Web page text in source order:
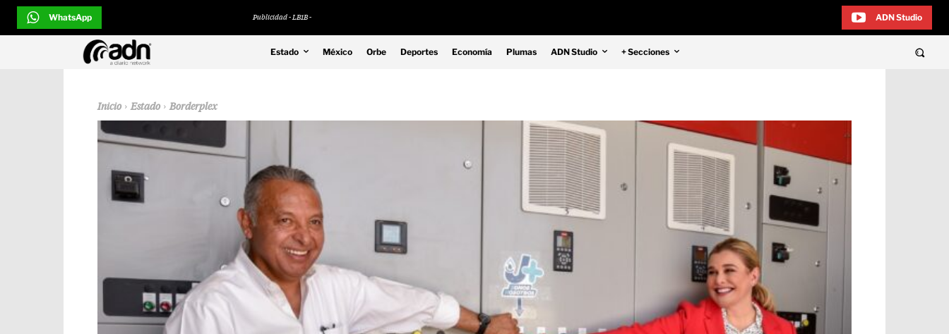
WhatsApp Publicidad - LB1B - ADN Studio
Estado México Orbe Deportes Economía Plumas ADN Studio + Secciones
Inicio Estado Borderplex